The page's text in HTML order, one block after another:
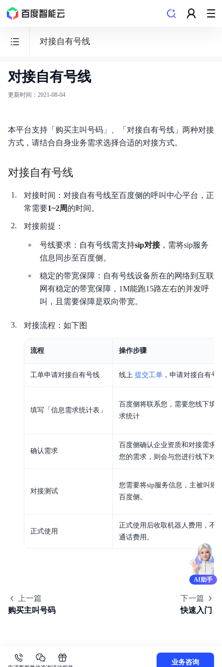
对接自有号线
客
悦
能
外
平
AIOB
产品描述
产品定价
对接主叫号码
快速入门
操作指南
相关协议
对接自有号线
更新时间 ： 2021-08-04
本平台支持「购买主叫号码」、「对接自有号线」两种对接
方式，请结合自身业务需求选择合适的对接方式。
对接自有号线
对接时间：对接自有号线至百度侧的呼叫中心平台，正
常需要1~2周的时间。
对接前提：
号线要求：自有号线需支持sip对接，需将sip服务
信息同步至百度侧。
稳定的带宽保障：自有号线设备所在的网络到互联
网有稳定的带宽保障，1M能跑15路左右的并发呼
叫，且需要保障是双向带宽。
对接流程：如下图
流程 操作步骤
工单申请对接自有号线 线上 提交工单 ，申请对接自有号
填写「信息需求统计表」
百度侧将联系您，需要您线下填
求统计
确认需求
百度侧确认企业资质和对接需求
您的需求，则会与您进行线下对
对接测试
您需要将sip服务信息，主被叫规
百度侧。
正式使用
正式使用后收取机器人费用，不
通话费用。
上一篇
购买主叫号码
下一篇
快速入门
AI助手
业务咨询